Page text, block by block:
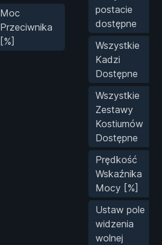
Moc
Przeciwnika
[%]
postacie
dostępne
Wszystkie
Kadzi
Dostępne
Wszystkie
Zestawy
Kostiumów
Dostępne
Prędkość
Wskaźnika
Mocy [%]
Ustaw pole
widzenia
wolnej